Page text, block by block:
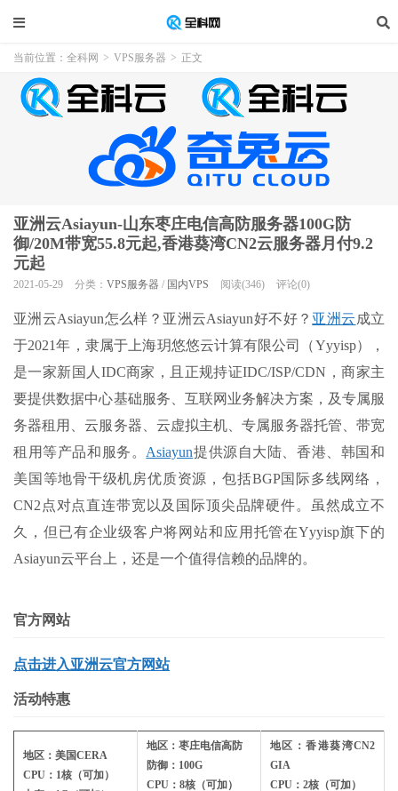
当前位置： 全科网 > VPS服务器 > 正文
亚洲云Asiayun-山东枣庄电信高防服务器100G防
御/20M带宽55.8元起,香港葵湾CN2云服务器月付9.2
元起
2021-05-29 分类： VPS服务器 / 国内VPS 阅读(346) 评论(0)
亚洲云Asiayun怎么样？亚洲云Asiayun好不好？ 亚洲云 成立
于2021年，隶属于上海玥悠悠云计算有限公司（Yyyisp），
是一家新国人IDC商家，且正规持证IDC/ISP/CDN，商家主
要提供数据中心基础服务、互联网业务解决方案，及专属服
务器租用、云服务器、云虚拟主机、专属服务器托管、带宽
租用等产品和服务。 Asiayun提供源自大陆、香港、韩国和
美国等地骨干级机房优质资源，包括BGP国际多线网络，
CN2点对点直连带宽以及国际顶尖品牌硬件。虽然成立不
久，但已有企业级客户将网站和应用托管在Yyyisp旗下的
Asiayun云平台上，还是一个值得信赖的品牌的。
官方网站
点击进入亚洲云官方网站
活动特惠
地区：美国CERA
CPU：1核（可加）
地区：枣庄电信高防
防御：100G
CPU：8核（可加）
地区：香港葵湾CN2
GIA
CPU：2核（可加）